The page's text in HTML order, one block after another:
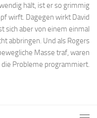
hält, ist er so grimmig
wirft. Dagegen wirkt David
sich aber von einem einmal
abbringen. Und als Rogers
Masse traf, waren
die Probleme programmiert.